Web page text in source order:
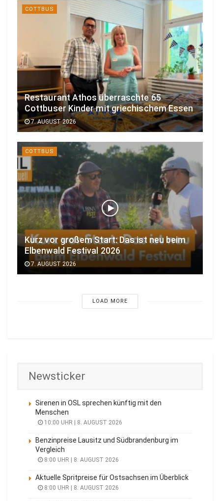
COTTBUS
Restaurant Athos überraschte 65
Cottbuser Kinder mit griechischem Essen
7. AUGUST 2026
COTTBUS
Kurz vor großem Start: Das ist neu beim
Elbenwald Festival 2026
7. AUGUST 2026
LOAD MORE
Newsticker
Sirenen in OSL sprechen künftig mit den
Menschen
10:00 UHR | 8. AUGUST 2026
Benzinpreise Lausitz und Südbrandenburg im
Vergleich
8:00 UHR | 8. AUGUST 2026
Aktuelle Spritpreise für Ostsachsen im Überblick
8:00 UHR | 8. AUGUST 2026